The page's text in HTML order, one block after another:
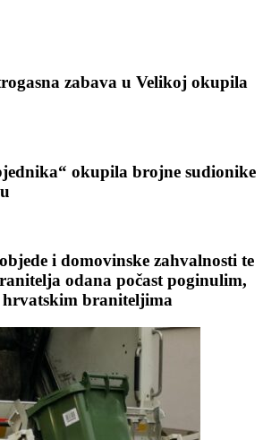
zabava u Velikoj okupila
okupila brojne sudionike
i domovinske zahvalnosti te
odana počast poginulim,
braniteljima